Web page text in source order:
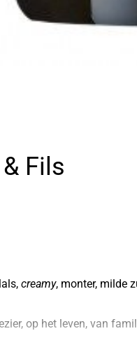
in:
en/of toelichting
Fils
creamy, monter, milde
op het leven, van